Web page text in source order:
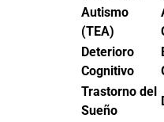
Autismo
(TEA)
Deterioro
Cognitivo
Trastorno del
Sueño